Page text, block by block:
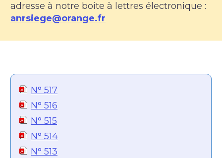
adresse à notre boite à lettres électronique :
anrsiege@orange.fr
N° 517
N° 516
N° 515
N° 514
N° 513